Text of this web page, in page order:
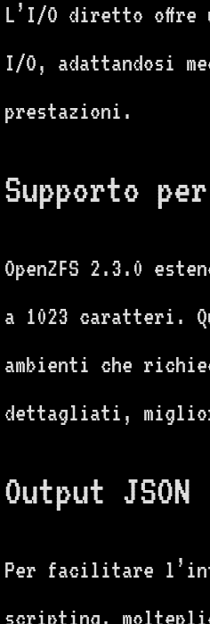
L’I/O diretto
I/O, adattandosi
prestazioni.
Supporto
OpenZFS 2.3.0
a 1023 caratteri.
ambienti che
dettagliati,
Output JSON
Per facilitare
scripting,